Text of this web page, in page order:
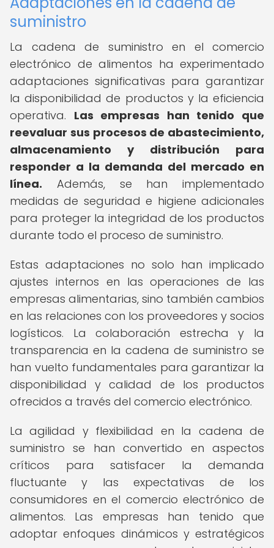
suministro
La cadena de suministro en el comercio
electrónico de alimentos ha experimentado
adaptaciones significativas para garantizar
la disponibilidad de productos y la eficiencia
operativa. Las empresas han tenido que
reevaluar sus procesos de abastecimiento,
almacenamiento y distribución para
responder a la demanda del mercado en
línea. Además, se han implementado
medidas de seguridad e higiene adicionales
para proteger la integridad de los productos
durante todo el proceso de suministro.
Estas adaptaciones no solo han implicado
ajustes internos en las operaciones de las
empresas alimentarias, sino también cambios
en las relaciones con los proveedores y socios
logísticos. La colaboración estrecha y la
transparencia en la cadena de suministro se
han vuelto fundamentales para garantizar la
disponibilidad y calidad de los productos
ofrecidos a través del comercio electrónico.
La agilidad y flexibilidad en la cadena de
suministro se han convertido en aspectos
críticos para satisfacer la demanda
fluctuante y las expectativas de los
consumidores en el comercio electrónico de
alimentos. Las empresas han tenido que
adoptar enfoques dinámicos y estratégicos